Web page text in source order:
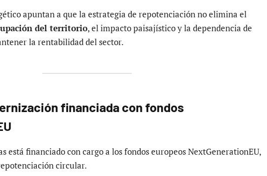
apuntan a que la estrategia de repotenciación no elimina el
del territorio, el impacto paisajístico y la dependencia de
la rentabilidad del sector.
financiada con fondos
está financiado con cargo a los fondos europeos NextGenerationEU,
circular.